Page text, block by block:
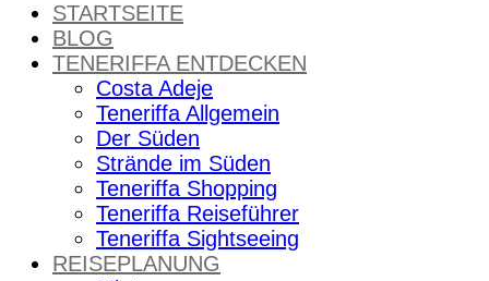
STARTSEITE
BLOG
TENERIFFA ENTDECKEN
Costa Adeje
Teneriffa Allgemein
Der Süden
Strände im Süden
Teneriffa Shopping
Teneriffa Reiseführer
Teneriffa Sightseeing
REISEPLANUNG